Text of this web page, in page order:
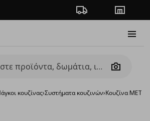
Πορεία παραγγελίας
Camera
κουζίνας›Συστήματα κουζινών›Κουζίνα